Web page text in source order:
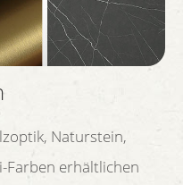
Naturstein,
Farben erhältlichen